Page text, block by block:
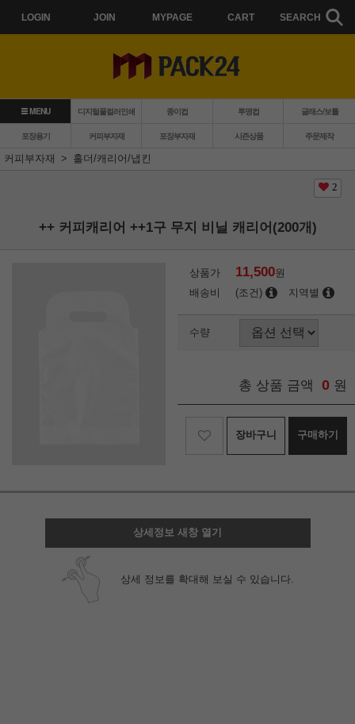
LOGIN JOIN MYPAGE CART SEARCH
MENU 디지털풀컬러인쇄 종이컵 투명컵 글래스/보틀
포장용기 커피부자재 포장부자재 시즌상품
주문제작
커피부자재
홀더/캐리어/냅킨
2
++ 커피캐리어 ++1구 무지 비닐 캐리어(200개)
상품가 11,500원
배송비
(조건) 지역별
수량
총 상품 금액 0 원
장바구니 구매하기
상세정보 새창 열기
상세 정보를 확대해 보실 수 있습니다.